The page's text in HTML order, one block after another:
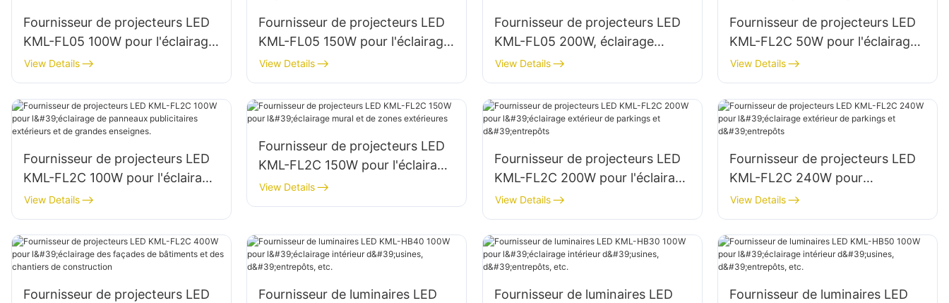
Fournisseur de projecteurs LED
KML-FL05 100W pour l'éclairage
de façades de bâtiments et de
chantiers.
View Details
Fournisseur de projecteurs LED
KML-FL05 150W pour l'éclairage
de parkings et d'aires de
stockage
View Details
Fournisseur de projecteurs LED
KML-FL05 200W, éclairage
d'urgence et de sites de secours
en cas de catastrophe
View Details
Fournisseur de projecteurs LED
KML-FL2C 50W pour l'éclairage
extérieur de panneaux
publicitaires et de grandes
enseignes.
View Details
Fournisseur de projecteurs LED
KML-FL2C 100W pour l'éclairage
de panneaux publicitaires
extérieurs et de grandes
enseignes.
View Details
Fournisseur de projecteurs LED
KML-FL2C 150W pour l'éclairage
mural et de zones extérieures
View Details
Fournisseur de projecteurs LED
KML-FL2C 200W pour l'éclairage
extérieur de parkings et
d'entrepôts
View Details
Fournisseur de projecteurs LED
KML-FL2C 240W pour
l'éclairage extérieur de parkings
et d'entrepôts
View Details
Fournisseur de projecteurs LED
Fournisseur de luminaires LED
Fournisseur de luminaires LED
Fournisseur de luminaires LED